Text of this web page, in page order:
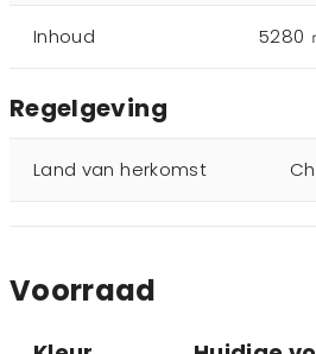
Inhoud 5280
Regelgeving
Land van herkomst
Voorraad